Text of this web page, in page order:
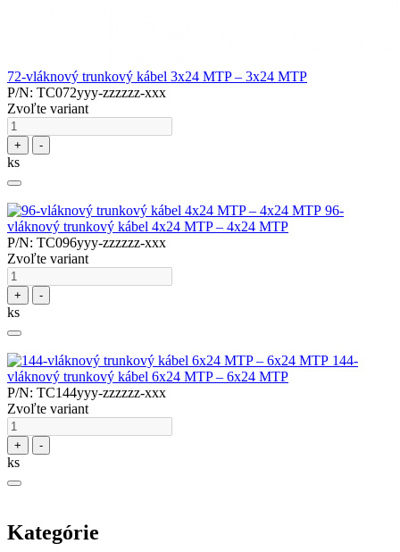
72-vláknový trunkový kábel 3x24 MTP – 3x24 MTP
P/N: TC072yyy-zzzzzz-xxx
Zvoľte variant
+ -
ks
96-
vláknový trunkový kábel 4x24 MTP – 4x24 MTP
P/N: TC096yyy-zzzzzz-xxx
Zvoľte variant
+ -
ks
144-
vláknový trunkový kábel 6x24 MTP – 6x24 MTP
P/N: TC144yyy-zzzzzz-xxx
Zvoľte variant
+ -
ks
Kategórie